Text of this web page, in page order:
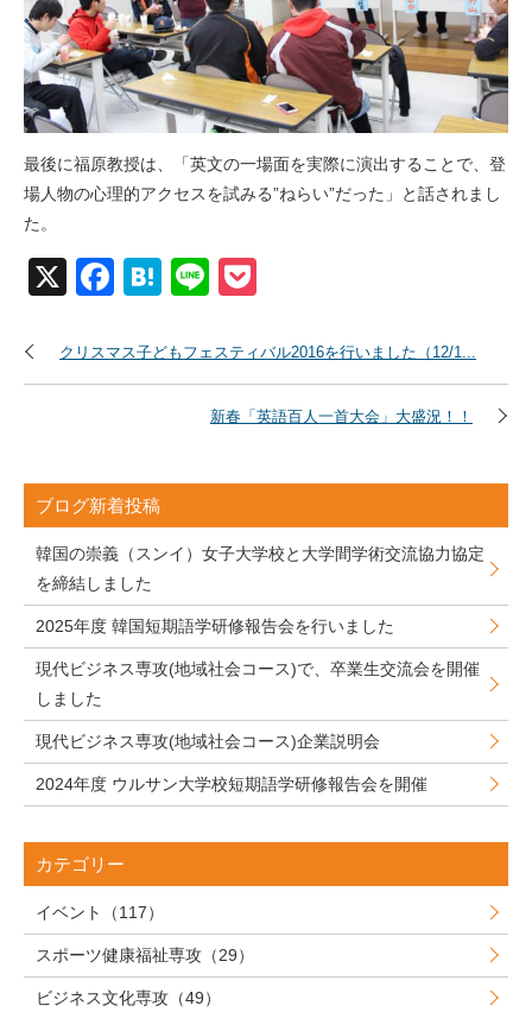
最後に福原教授は、「英文の一場面を実際に演出することで、登
場人物の心理的アクセスを試みる”ねらい”だった」と話されまし
た。
X Facebook
Hatena
Line
クリスマス子どもフェスティバル2016を行いました（12/1...
新春「英語百人一首大会」大盛況！！
ブログ新着投稿
韓国の崇義（スンイ）女子大学校と大学間学術交流協力協定
を締結しました
2025年度 韓国短期語学研修報告会を行いました
現代ビジネス専攻(地域社会コース)で、卒業生交流会を開催
しました
現代ビジネス専攻(地域社会コース)企業説明会
2024年度 ウルサン大学校短期語学研修報告会を開催
カテゴリー
イベント（117）
スポーツ健康福祉専攻（29）
ビジネス文化専攻（49）